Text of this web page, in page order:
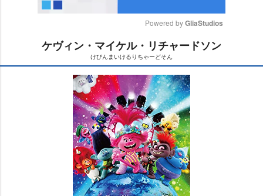
M
t
e
Powered by GliaStudios
ケヴィン・マイケル・リチャードソン
けびんまいけるりちゃーどそん